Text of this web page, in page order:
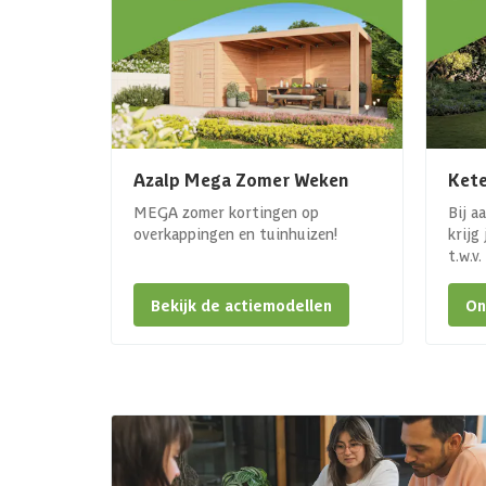
Azalp Mega Zomer Weken
MEGA zomer kortingen op
overkappingen en tuinhuizen!
Bekijk de actiemodellen
Bij
krijg